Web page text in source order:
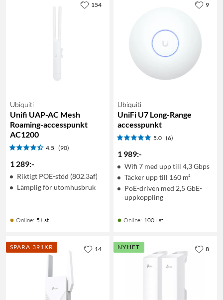
Ubiquiti
Unifi UAP-AC Mesh
Roaming-accesspunkt
AC1200
4.5 (90)
1 289:-
Riktigt POE-stöd (802.3af)
Lämplig för utomhusbruk
Online: 5+ st
154
Ubiquiti
UniFi U7 Long-Range
accesspunkt
5.0 (6)
1 989:-
Wifi 7 med upp till 4,3 Gbps
Täcker upp till 160 m²
PoE-driven med 2,5 GbE-
uppkoppling
Online: 100+ st
9
SPARA 391KR 14 NYHET 8